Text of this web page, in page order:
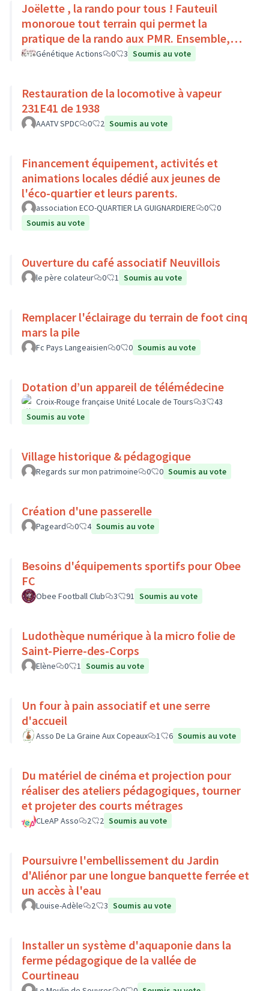
Joëlette , la rando pour tous ! Fauteuil
monoroue tout terrain qui permet la
pratique de la rando aux PMR. Ensemble,
faisons du sport :)
Génétique Actions 0 3 Soumis au vote
Restauration de la locomotive à vapeur
231E41 de 1938
AAATV SPDC 0 2 Soumis au vote
Financement équipement, activités et
animations locales dédié aux jeunes de
l'éco-quartier et leurs parents.
association ECO-QUARTIER LA GUIGNARDIERE 0
0
Soumis au vote
Ouverture du café associatif Neuvillois
le père colateur 0 1 Soumis au vote
Remplacer l'éclairage du terrain de foot cinq
mars la pile
Fc Pays Langeaisien 0 0 Soumis au vote
Dotation d’un appareil de télémédecine
Croix-Rouge française Unité Locale de Tours 3
43
Soumis au vote
Village historique & pédagogique
Regards sur mon patrimoine 0 0 Soumis au vote
Création d'une passerelle
Pageard 0 4 Soumis au vote
Besoins d'équipements sportifs pour Obee
FC
Obee Football Club 3 91 Soumis au vote
Ludothèque numérique à la micro folie de
Saint-Pierre-des-Corps
Elène 0 1 Soumis au vote
Un four à pain associatif et une serre
d'accueil
Asso De La Graine Aux Copeaux 1 6 Soumis au vote
Du matériel de cinéma et projection pour
réaliser des ateliers pédagogiques, tourner
et projeter des courts métrages
CLeAP Asso 2 2 Soumis au vote
Poursuivre l'embellissement du Jardin
d'Aliénor par une longue banquette ferrée et
un accès à l'eau
Louise-Adèle 2 3 Soumis au vote
Installer un système d'aquaponie dans la
ferme pédagogique de la vallée de
Courtineau